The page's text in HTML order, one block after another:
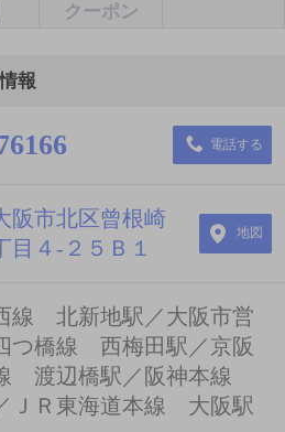
クーポン
報
電話する
阪市北区曾根崎
目４-２５Ｂ１
地図
線 北新地駅／大阪市営
つ橋線 西梅田駅／京阪
渡辺橋駅／阪神本線
ＪＲ東海道本線 大阪駅